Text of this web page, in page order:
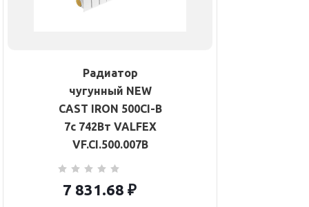
Радиатор
чугунный NEW
CAST IRON 500СI-B
7с 742Вт VALFEX
VF.CI.500.007B
7 831.68 ₽